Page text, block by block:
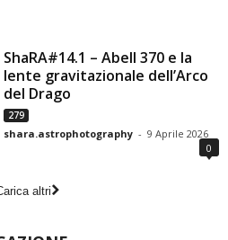
ShaRA#14.1 – Abell 370 e la
lente gravitazionale dell’Arco
del Drago
279
shara.astrophotography - 9 Aprile 2026
0
altri